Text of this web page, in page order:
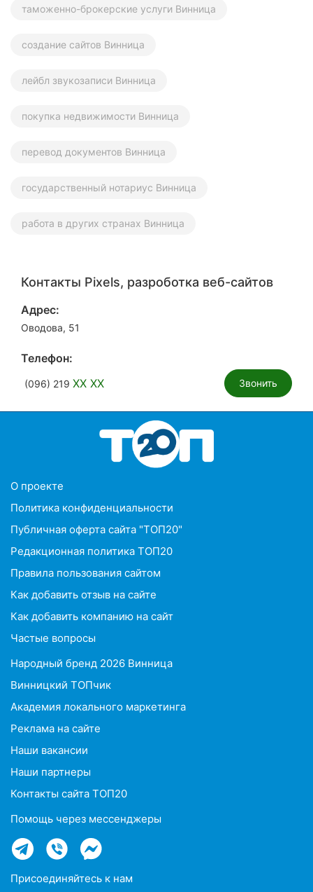
таможенно-брокерские услуги Винница
создание сайтов Винница
лейбл звукозаписи Винница
покупка недвижимости Винница
перевод документов Винница
государственный нотариус Винница
работа в других странах Винница
Контакты Pixels, разроботка веб-сайтов
Адрес:
Оводова, 51
Телефон:
(096) 219 XX XX Звонить
O проекте
Политика конфиденциальности
Публичная оферта сайта "ТОП20"
Редакционная политика ТОП20
Правила пользования сайтом
Как добавить отзыв на сайте
Как добавить компанию на сайт
Частые вопросы
Народный бренд 2026 Винница
Винницкий ТОПчик
Академия локального маркетинга
Реклама на сайте
Наши вакансии
Наши партнеры
Контакты сайта ТОП20
Помощь через мессенджеры
Присоединяйтесь к нам